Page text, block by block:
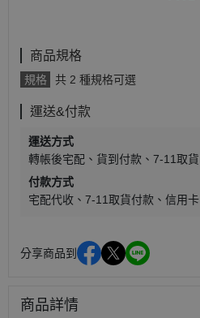
商品規格
規格 共 2 種規格可選
運送&付款
運送方式
轉帳後宅配
貨到付款
7-11取貨
付款方式
宅配代收
7-11取貨付款 信用卡
分享商品到
商品詳情